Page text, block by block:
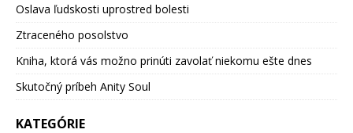
Oslava ľudskosti uprostred bolesti
Ztraceného posolstvo
Kniha, ktorá vás možno prinúti zavolať niekomu ešte dnes
Skutočný príbeh Anity Soul
KATEGÓRIE